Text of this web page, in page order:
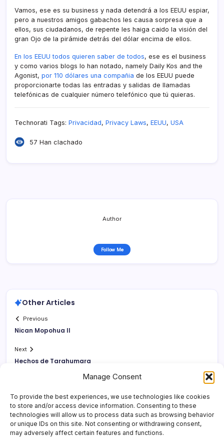
Manage Consent
To provide the best experiences, we use technologies like cookies
to store and/or access device information. Consenting to these
technologies will allow us to process data such as browsing behavior
or unique IDs on this site. Not consenting or withdrawing consent,
may adversely affect certain features and functions.
Vamos, ese es su business y nada detendrá a los EEUU espiar,
pero a nuestros amigos gabachos les causa sorpresa que a
ellos, sus ciudadanos, de repente les haiga caido la visión del
gran Ojo de la pirámide detrás del dólar encima de ellos.
En los EEUU todos quieren saber de todos, ese es el business
y como varios blogs lo han notado, namely Daily Kos and the
Agonist, por 110 dólares una compañia de los EEUU puede
proporcionarte todas las entradas y salidas de llamadas
telefónicas de cualquier número telefónico que tú quieras.
Technorati Tags: Privacidad, Privacy Laws, EEUU, USA
57 Han clachado
Author
Follow Me
Other Articles
Previous
Nican Mopohua II
Next
Hechos de Tarahumara